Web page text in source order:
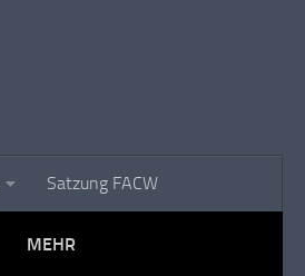
Satzung FACW
MEHR